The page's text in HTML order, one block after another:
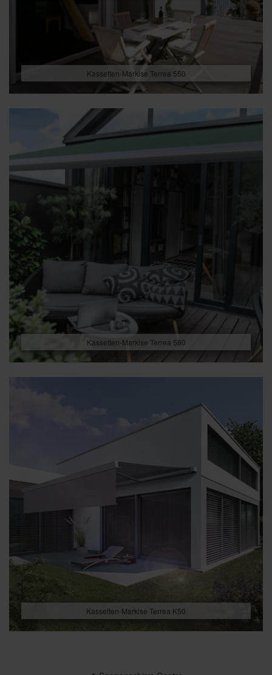
Kassetten-Markise Terrea 550
Kassetten-Markise Terrea 580
Kassetten-Markise Terrea K50